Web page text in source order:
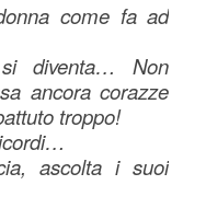
come fa ad
diventa… Non
ancora corazze
troppo!
ascolta i suoi